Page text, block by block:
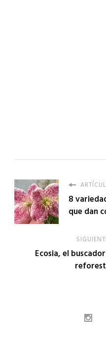
8
que dan
Ecosia, el